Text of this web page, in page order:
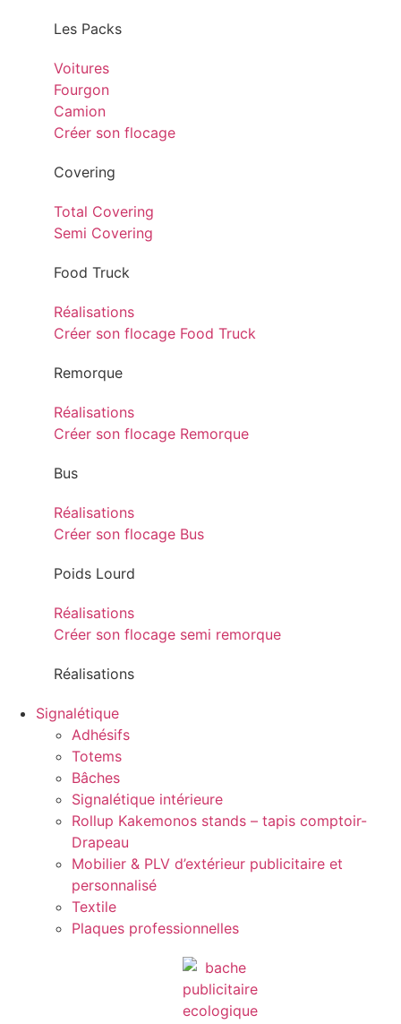
Les Packs
Voitures
Fourgon
Camion
Créer son flocage
Covering
Total Covering
Semi Covering
Food Truck
Réalisations
Créer son flocage Food Truck
Remorque
Réalisations
Créer son flocage Remorque
Bus
Réalisations
Créer son flocage Bus
Poids Lourd
Réalisations
Créer son flocage semi remorque
Réalisations
Signalétique
Adhésifs
Totems
Bâches
Signalétique intérieure
Rollup Kakemonos stands – tapis comptoir-
Drapeau
Mobilier & PLV d’extérieur publicitaire et
personnalisé
Textile
Plaques professionnelles